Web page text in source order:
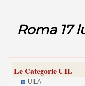
Roma 17
Le Categorie UIL
UILA